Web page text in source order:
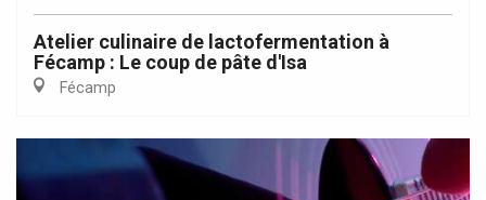
Atelier culinaire de lactofermentation à
Fécamp : Le coup de pâte d'Isa
Fécamp